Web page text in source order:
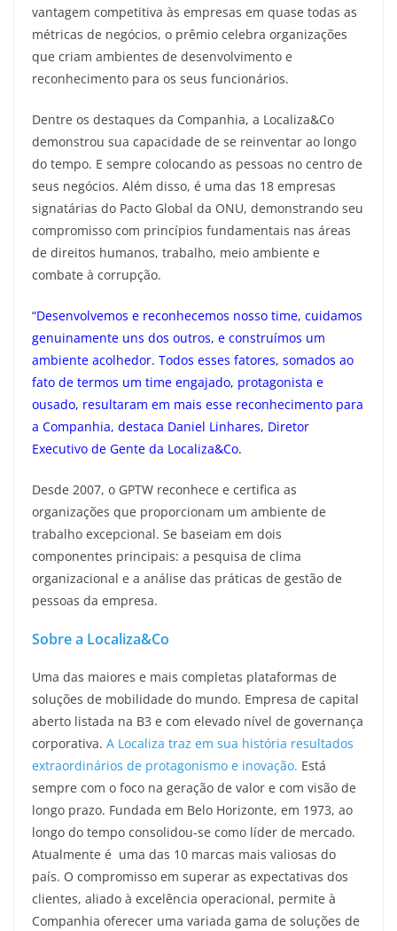
vantagem competitiva às empresas em quase todas as
métricas de negócios, o prêmio celebra organizações
que criam ambientes de desenvolvimento e
reconhecimento para os seus funcionários.
Dentre os destaques da Companhia, a Localiza&Co
demonstrou sua capacidade de se reinventar ao longo
do tempo. E sempre colocando as pessoas no centro de
seus negócios. Além disso, é uma das 18 empresas
signatárias do Pacto Global da ONU, demonstrando seu
compromisso com princípios fundamentais nas áreas
de direitos humanos, trabalho, meio ambiente e
combate à corrupção.
“Desenvolvemos e reconhecemos nosso time, cuidamos
genuinamente uns dos outros, e construímos um
ambiente acolhedor. Todos esses fatores, somados ao
fato de termos um time engajado, protagonista e
ousado, resultaram em mais esse reconhecimento para
a Companhia, destaca Daniel Linhares, Diretor
Executivo de Gente da Localiza&Co.
Desde 2007, o GPTW reconhece e certifica as
organizações que proporcionam um ambiente de
trabalho excepcional. Se baseiam em dois
componentes principais: a pesquisa de clima
organizacional e a análise das práticas de gestão de
pessoas da empresa.
Sobre a Localiza&Co
Uma das maiores e mais completas plataformas de
soluções de mobilidade do mundo. Empresa de capital
aberto listada na B3 e com elevado nível de governança
corporativa. A Localiza traz em sua história resultados
extraordinários de protagonismo e inovação. Está
sempre com o foco na geração de valor e com visão de
longo prazo. Fundada em Belo Horizonte, em 1973, ao
longo do tempo consolidou-se como líder de mercado.
Atualmente é uma das 10 marcas mais valiosas do
país. O compromisso em superar as expectativas dos
clientes, aliado à excelência operacional, permite à
Companhia oferecer uma variada gama de soluções de